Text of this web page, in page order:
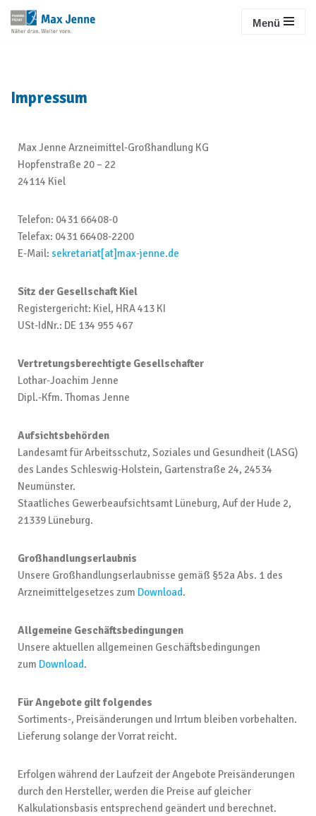
Menü
Impressum
Max Jenne Arzneimittel-Großhandlung KG
Hopfenstraße 20 – 22
24114 Kiel
Telefon: 0431 66408-0
Telefax: 0431 66408-2200
E-Mail: sekretariat[at]max-jenne.de
Sitz der Gesellschaft Kiel
Registergericht: Kiel, HRA 413 KI
USt-IdNr.: DE 134 955 467
Vertretungsberechtigte Gesellschafter
Lothar-Joachim Jenne
Dipl.-Kfm. Thomas Jenne
Aufsichtsbehörden
Landesamt für Arbeitsschutz, Soziales und Gesundheit (LASG)
des Landes Schleswig-Holstein, Gartenstraße 24, 24534
Neumünster.
Staatliches Gewerbeaufsichtsamt Lüneburg, Auf der Hude 2,
21339 Lüneburg.
Großhandlungserlaubnis
Unsere Großhandlungserlaubnisse gemäß §52a Abs. 1 des
Arzneimittelgesetzes zum Download.
Allgemeine Geschäftsbedingungen
Unsere aktuellen allgemeinen Geschäftsbedingungen
zum Download.
Für Angebote gilt folgendes
Sortiments-, Preisänderungen und Irrtum bleiben vorbehalten.
Lieferung solange der Vorrat reicht.
Erfolgen während der Laufzeit der Angebote Preisänderungen
durch den Hersteller, werden die Preise auf gleicher
Kalkulationsbasis entsprechend geändert und berechnet.